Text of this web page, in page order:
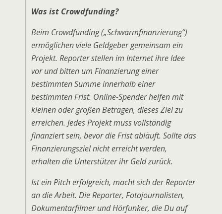
Was ist Crowdfunding?
Beim Crowdfunding („Schwarmfinanzierung“)
ermöglichen viele Geldgeber gemeinsam ein
Projekt. Reporter stellen im Internet ihre Idee
vor und bitten um Finanzierung einer
bestimmten Summe innerhalb einer
bestimmten Frist. Online-Spender helfen mit
kleinen oder großen Beträgen, dieses Ziel zu
erreichen. Jedes Projekt muss vollständig
finanziert sein, bevor die Frist abläuft. Sollte das
Finanzierungsziel nicht erreicht werden,
erhalten die Unterstützer ihr Geld zurück.
Ist ein Pitch erfolgreich, macht sich der Reporter
an die Arbeit. Die Reporter, Fotojournalisten,
Dokumentarfilmer und Hörfunker, die Du auf